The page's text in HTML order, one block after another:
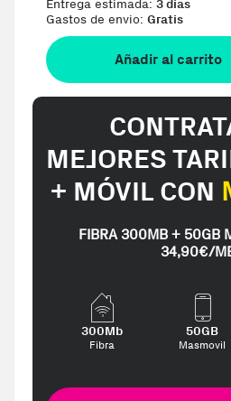
Entrega estimada: 3 días
Gastos de envio: Gratis
Añadir al carrito
MEJORES
+ MÓVIL CON
FIBRA 300MB + 50GB
34,90€/
300Mb
Fibra
50GB
Masmovil